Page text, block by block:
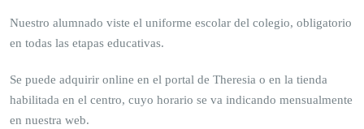
Nuestro alumnado viste el uniforme escolar del colegio, obligatorio
en todas las etapas educativas.
Se puede adquirir online en el portal de Theresia o en la tienda
habilitada en el centro, cuyo horario se va indicando mensualmente
en nuestra web.